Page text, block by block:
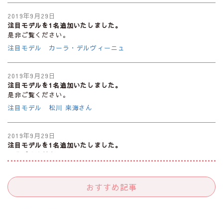
2019年9月29日
注目モデルを1名追加いたしました。
是非ご覧ください。
注目モデル カーラ・デルヴィーニュ
2019年9月29日
注目モデルを1名追加いたしました。
是非ご覧ください。
注目モデル 松川 来海さん
2019年9月29日
注目モデルを1名追加いたしました。
是非ご覧ください。
2019年9月29日
おすすめ記事